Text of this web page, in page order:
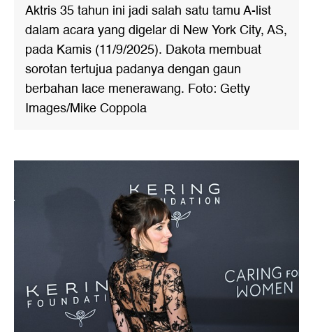
Aktris 35 tahun ini jadi salah satu tamu A-list
dalam acara yang digelar di New York City, AS,
pada Kamis (11/9/2025). Dakota membuat
sorotan tertujua padanya dengan gaun
berbahan lace menerawang. Foto: Getty
Images/Mike Coppola